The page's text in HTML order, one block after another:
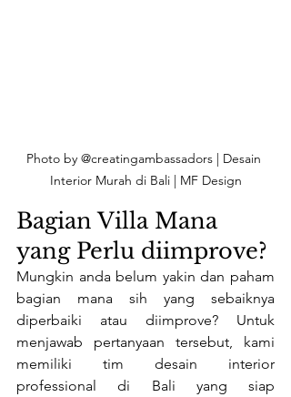
Photo by @creatingambassadors | Desain
Interior Murah di Bali | MF Design
Bagian Villa Mana
yang Perlu diimprove?
Mungkin anda belum yakin dan paham
bagian mana sih yang sebaiknya
diperbaiki atau diimprove? Untuk
menjawab pertanyaan tersebut, kami
memiliki tim desain interior
professional di Bali yang siap